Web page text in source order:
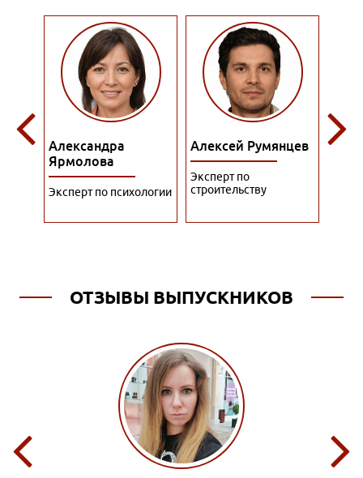
Алексей Румянцев
Эксперт по
строительству
Алина Куприянова
Преподаватель по
гостиничному бизнесу
ОТЗЫВЫ ВЫПУСКНИКОВ